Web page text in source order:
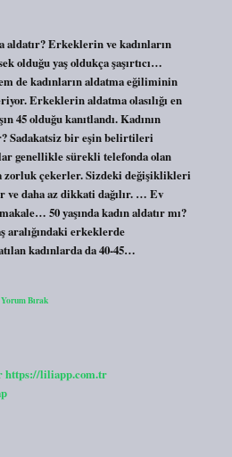
aldatır? Erkeklerin ve kadınların
olduğu yaş oldukça şaşırtıcı…
de kadınların aldatma eğiliminin
Erkeklerin aldatma olasılığı en
45 olduğu kanıtlandı. Kadının
Sadakatsiz bir eşin belirtileri
genellikle sürekli telefonda olan
zorluk çekerler. Sizdeki değişiklikleri
ve daha az dikkati dağılır. … Ev
50 yaşında kadın aldatır mı?
aralığındaki erkeklerde
kadınlarda da 40-45…
Yorum Bırak
https://liliapp.com.tr